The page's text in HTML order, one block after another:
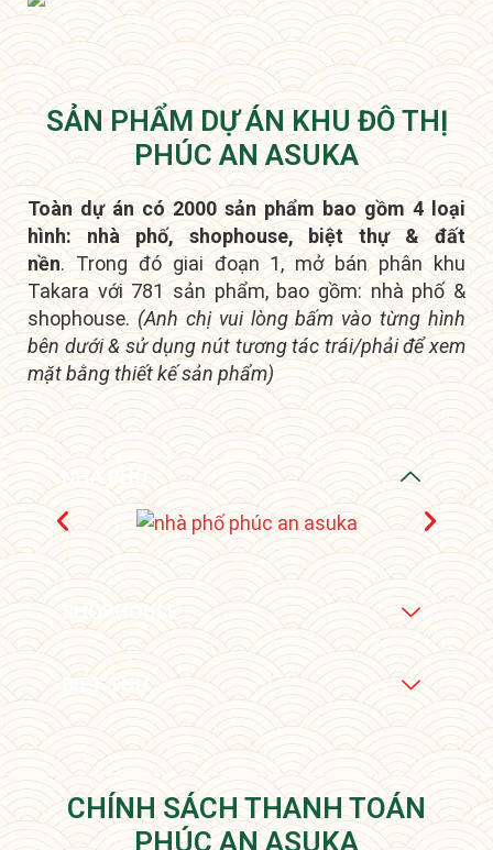
SẢN PHẨM DỰ ÁN KHU ĐÔ THỊ
PHÚC AN ASUKA
Toàn dự án có 2000 sản phẩm bao gồm 4 loại
hình: nhà phố, shophouse, biệt thự & đất
nền.Trong đó giai đoạn 1, mở bán phân khu
Takara với 781 sản phẩm, bao gồm: nhà phố &
shophouse.(Anh chị vui lòng bấm vào từng hình
bên dưới & sử dụng nút tương tác trái/phải để xem
mặt bằng thiết kế sản phẩm)
NHÀ PHỐ
SHOPHOUSE
BIỆT THỰ
CHÍNH SÁCH THANH TOÁN
PHÚC AN ASUKA